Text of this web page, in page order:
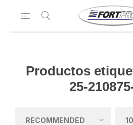
Productos
25-